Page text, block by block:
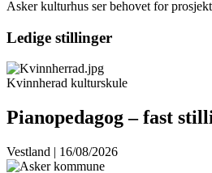
Asker kulturhus ser behovet for
Ledige stillinger
Kvinnherad kulturskule
Pianopedagog – fast
Vestland | 16/08/2026